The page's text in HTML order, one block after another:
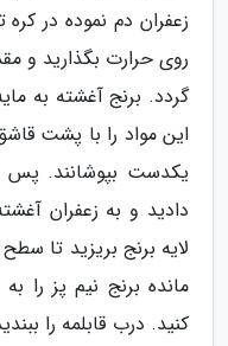
زعفران دم نموده در
روی حرارت بگذارید و
گردد. برنج آغشته به
این مواد را با پشت
یکدست بپوشانند. پس
دادید و به زعفران
لایه برنج بریزید تا
مانده برنج نیم پز را
کنید. درب قابلمه را